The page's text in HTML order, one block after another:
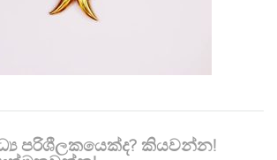
පරිශීලකයෙක්ද? කියවන්න!